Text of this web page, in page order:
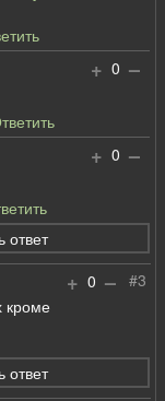
+ 0 –
+ 0 –
ответ
#3
+ 0 –
кроме
ответ